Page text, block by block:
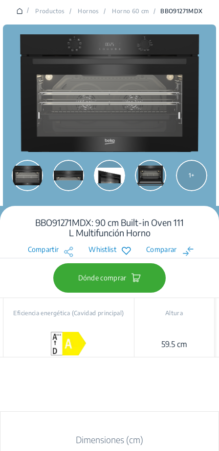
/ Productos / Hornos / Horno 60 cm / BBO91271MDX
1
BBO91271MDX: 90 cm Built-in Oven 111
L Multifunción Horno
Compartir Whistlist Comparar
Dónde comprar
Eficiencia energética (Cavidad principal) Altura
59.5 cm
Dimensiones (cm)